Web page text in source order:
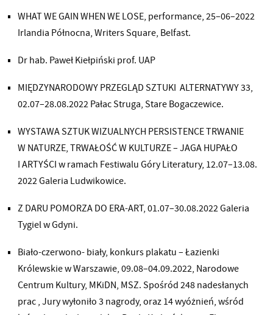
WHAT WE GAIN WHEN WE LOSE, performance, 25–06–2022
Irlandia Północna, Writers Square, Belfast.
Dr hab. Paweł Kiełpiński prof. UAP
MIĘDZYNARODOWY PRZEGLĄD SZTUKI ALTERNATYWY 33,
02.07–28.08.2022 Pałac Struga, Stare Bogaczewice.
WYSTAWA SZTUK WIZUALNYCH PERSISTENCE TRWANIE
W NATURZE, TRWAŁOŚĆ W KULTURZE – JAGA HUPAŁO
I ARTYŚCI w ramach Festiwalu Góry Literatury, 12.07–13.08.
2022 Galeria Ludwikowice.
Z DARU POMORZA DO ERA-ART, 01.07–30.08.2022 Galeria
Tygiel w Gdyni.
Biało-czerwono- biały, konkurs plakatu – Łazienki
Królewskie w Warszawie, 09.08–04.09.2022, Narodowe
Centrum Kultury, MKiDN, MSZ. Spośród 248 nadesłanych
prac , Jury wyłoniło 3 nagrody, oraz 14 wyóżnień, wśród